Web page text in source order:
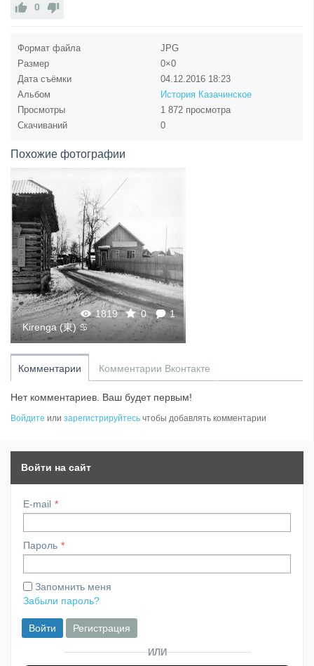
0
Формат файла
JPG
Размер
0×0
Дата съёмки
04.12.2016 18:23
Альбом
История Казачинское
Просмотры
1 872 просмотра
Скачиваний
0
Похожие фотографии
1819 0
1
Kirenga (東) ♋
Комментарии Комментарии Вконтакте
Нет комментариев. Ваш будет первым!
Войдите или зарегистрируйтесь чтобы добавлять комментарии
Войти на сайт
E-mail
Пароль
Запомнить меня
Забыли пароль?
Войти Регистрация
ИЛИ